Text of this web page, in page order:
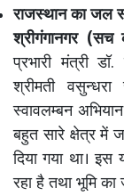
राजस्थान का जल
श्रीगंगानगर
प्रभारी मंत्री
श्रीमती
स्वावलम्बन
बहुत सारे क्षेत्र में
दिया गया था। इस
रहा है तथा भूमि